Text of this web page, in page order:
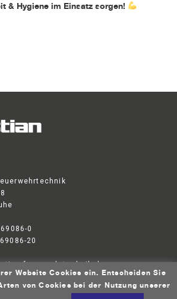
& Hygiene im Einsatz sorgen!
0
20
feuerwehrtechnik.de
AGB IMPRESSUM
Website Cookies ein. Entscheiden Sie
von Cookies bei der Nutzung unserer